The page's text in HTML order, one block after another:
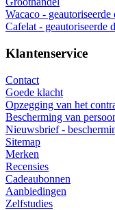
Wacaco - geautoriseerde
Cafelat - geautoriseerde
Klantenservice
Contact
Goede klacht
Opzegging van het
Bescherming van
Nieuwsbrief -
Sitemap
Merken
Recensies
Cadeaubonnen
Aanbiedingen
Zelfstudies